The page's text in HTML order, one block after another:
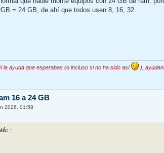
= 24 GB, de ahí que todos usen 8, 16, 32.
la ayuda que esperabas (o incluso si no ha sido así
),
16 a 24 GB
2026, 01:58
↑